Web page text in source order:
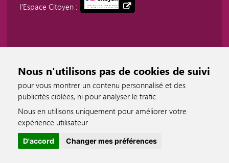
Nous n'utilisons pas de cookies de suivi
pour vous montrer un contenu personnalisé et des
publicités ciblées, ni pour analyser le trafic.
Nous en utilisons uniquement pour améliorer votre
expérience utilisateur.
D'accord Changer mes préférences
l'Espace Citoyen :
accessible